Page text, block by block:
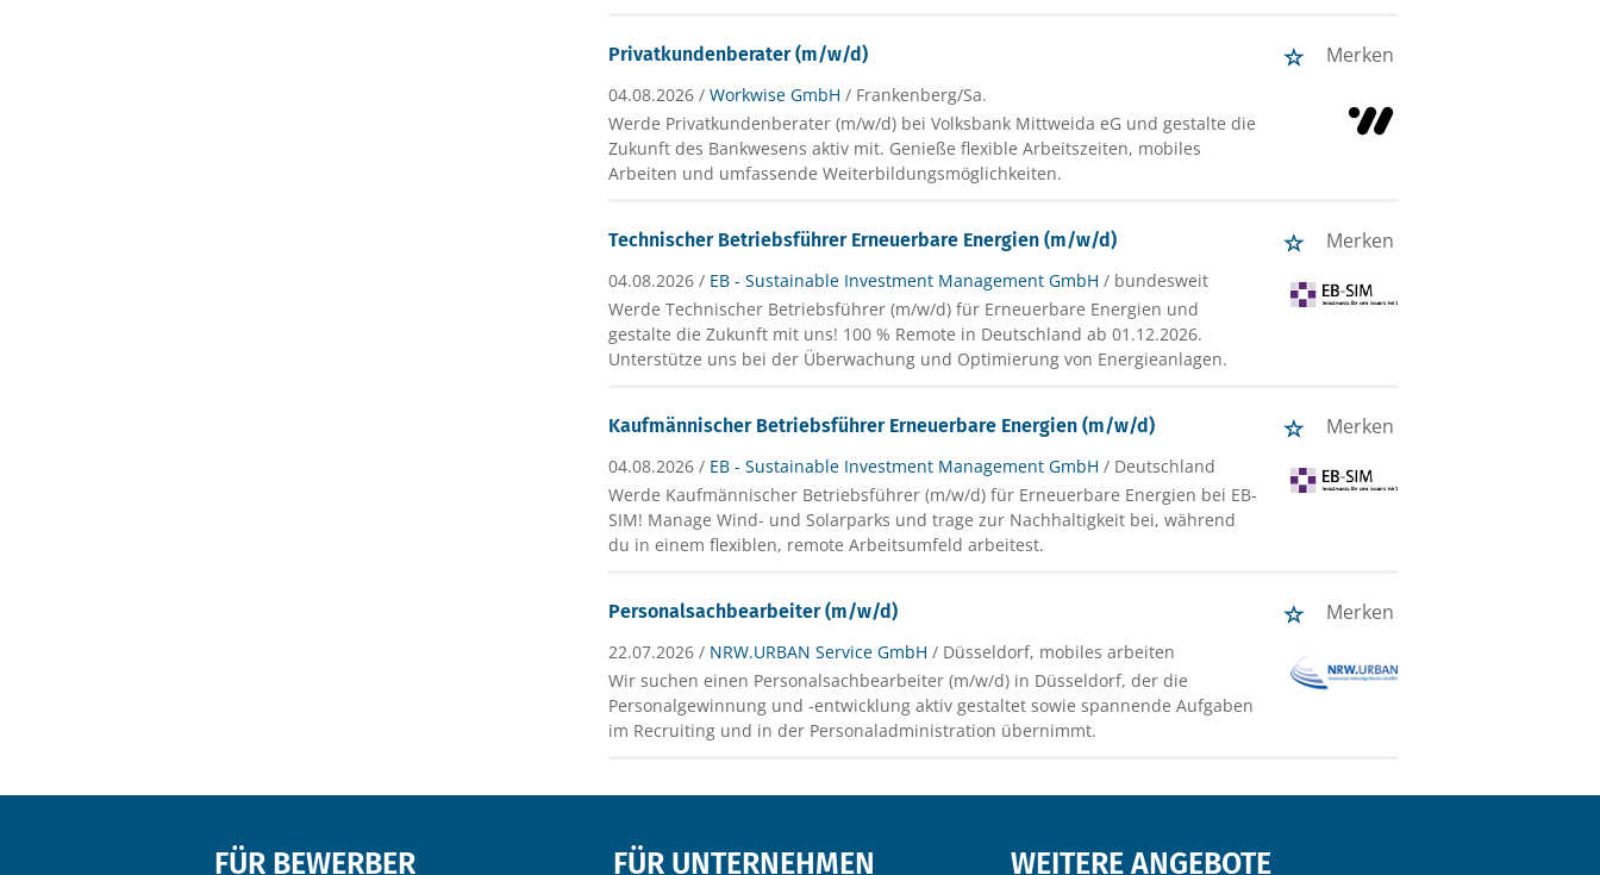
Privatkundenberater (m/w/d) Merken
04.08.2026 /Workwise GmbH / Frankenberg/Sa.
Werde Privatkundenberater (m/w/d) bei Volksbank Mittweida eG und gestalte die
Zukunft des Bankwesens aktiv mit. Genieße flexible Arbeitszeiten, mobiles
Arbeiten und umfassende Weiterbildungsmöglichkeiten.
Technischer Betriebsführer Erneuerbare Energien (m/w/d) Merken
04.08.2026 / EB - Sustainable Investment Management GmbH / bundesweit
Werde Technischer Betriebsführer (m/w/d) für Erneuerbare Energien und
gestalte die Zukunft mit uns! 100 % Remote in Deutschland ab 01.12.2026.
Unterstütze uns bei der Überwachung und Optimierung von Energieanlagen.
Kaufmännischer Betriebsführer Erneuerbare Energien (m/w/d) Merken
04.08.2026 / EB - Sustainable Investment Management GmbH / Deutschland
Werde Kaufmännischer Betriebsführer (m/w/d) für Erneuerbare Energien bei EB-
SIM! Manage Wind- und Solarparks und trage zur Nachhaltigkeit bei, während
du in einem flexiblen, remote Arbeitsumfeld arbeitest.
Personalsachbearbeiter (m/w/d) Merken
22.07.2026 / NRW.URBAN Service GmbH / Düsseldorf, mobiles arbeiten
Wir suchen einen Personalsachbearbeiter (m/w/d) in Düsseldorf, der die
Personalgewinnung und -entwicklung aktiv gestaltet sowie spannende Aufgaben
im Recruiting und in der Personaladministration übernimmt.
FÜR BEWERBER FÜR UNTERNEHMEN WEITERE ANGEBOTE